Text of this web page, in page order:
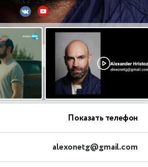
Показать телефон
alexonetg@gmail.com